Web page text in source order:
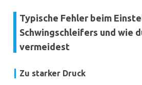
Typische Fehler beim
Schwingschleifers und wie
vermeidest
Zu starker Druck